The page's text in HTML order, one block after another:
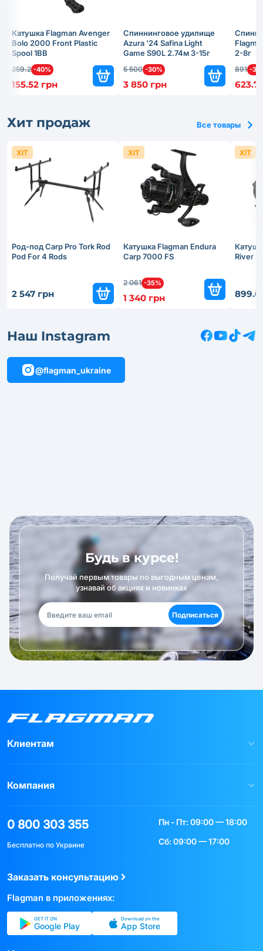
Катушка Flagman Avenger
Bolo 2000 Front Plastic
Spool 1BB
259.2 -40%
155.52 грн
Спиннинговое удилище
Azura '24 Safina Light
Game S90L 2.74м 3-15г
5 500 -30%
3 850 грн
2-8г
891 -
623.7
Хит продаж Все товары
Род-под Carp Pro Tork Rod
Pod For 4 Rods
2 547 грн
ХІТ
Катушка Flagman Endura
Carp 7000 FS
2 061 -35%
1 340 грн
ХІТ
River
899.6
ХІТ
Наш Instagram
@flagman_ukraine
Будь в курсе!
Получай первым товары по выгодным ценам,
узнавай об акциях и новинках
Подписаться
Клиентам
Компания
0 800 303 355
Бесплатно по Украине
Пн - Пт: 09:00 — 18:00
Сб: 09:00 — 17:00
Заказать консультацию
Flagman в приложениях:
GET IT ON
Google Play
Download on the
App Store